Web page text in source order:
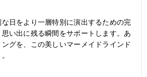
日をより一層特別に演出するための完
い出に残る瞬間をサポートします。あ
グを、この美しいマーメイドラインド